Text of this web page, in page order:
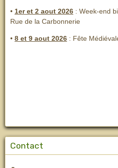
• 1er et 2 aout 2026 : Week-end
Rue de la Carbonnerie
• 8 et 9 aout 2026 : Fête
Contact